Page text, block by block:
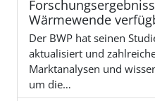
Wärmewende
Der BWP hat seinen
aktualisiert und
Marktanalysen und
um die…